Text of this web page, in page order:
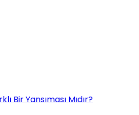
Bir Yansıması Mıdır?